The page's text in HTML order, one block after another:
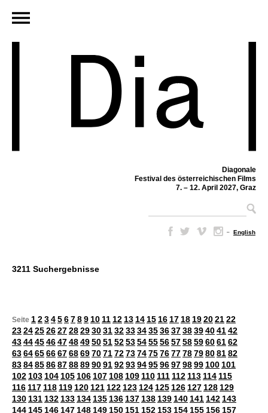
Diagonale
Festival des österreichischen Films
7. – 12. April 2027, Graz
– English
3211 Suchergebnisse
Seite 123456789 10 11 12 13 14 15 16 17 18 19202122
2324252627282930313233343536373839404142
4344454647484950515253545556575859606162
6364656667686970717273747576777879808182
8384858687888990919293949596979899 100 101
102 103 104 105 106 107 108 109 110 111 112 113 114 115
116 117 118 119 120 121 122 123 124 125 126 127 128 129
130 131 132 133 134 135 136 137 138 139 140 141 142 143
144 145 146 147 148 149 150 151 152 153 154 155 156 157